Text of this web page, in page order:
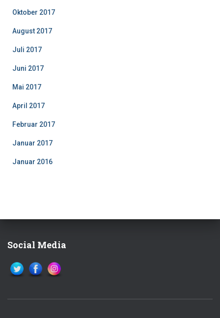
Oktober 2017
August 2017
Juli 2017
Juni 2017
Mai 2017
April 2017
Februar 2017
Januar 2017
Januar 2016
Social Media